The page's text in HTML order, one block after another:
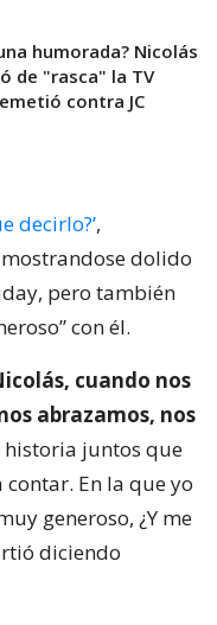
humorada? Nicolás
de "rasca" la TV
contra JC
decirlo?’,
dolido
pero también
con él.
cuando nos
abrazamos, nos
historia juntos que
En la que yo
generoso, ¿Y me
diciendo